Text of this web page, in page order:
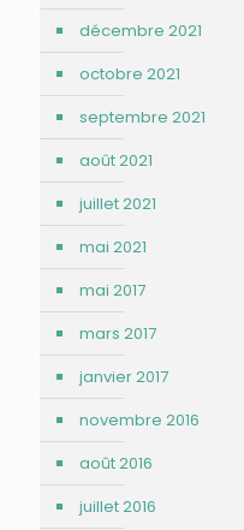
décembre 2021
octobre 2021
septembre 2021
août 2021
juillet 2021
mai 2021
mai 2017
mars 2017
janvier 2017
novembre 2016
août 2016
juillet 2016